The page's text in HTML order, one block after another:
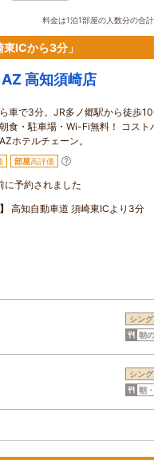
料金は1泊1部屋の人数分の合
ICから3分」
高知須崎店
車で3分。JR多ノ郷駅から徒歩
食・駐車場・Wi-Fi無料！ コスト
ホテルチェーン。
部屋高評価
に予約されました
高知自動車道 須崎東ICより3分
シン
朝
シン
朝